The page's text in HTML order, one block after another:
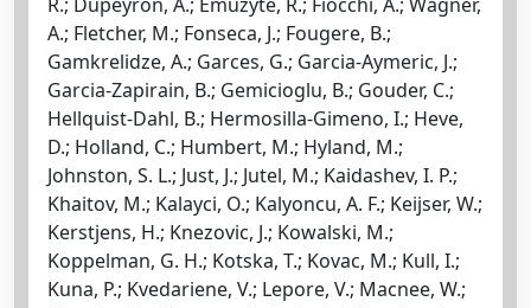
A.; Fletcher, M.; Fonseca, J.; Fougere, B.;
Gamkrelidze, A.; Garces, G.; Garcia-Aymeric, J.;
Garcia-Zapirain, B.; Gemicioglu, B.; Gouder, C.;
Hellquist-Dahl, B.; Hermosilla-Gimeno, I.; Heve,
D.; Holland, C.; Humbert, M.; Hyland, M.;
Johnston, S. L.; Just, J.; Jutel, M.; Kaidashev, I. P.;
Khaitov, M.; Kalayci, O.; Kalyoncu, A. F.; Keijser, W.;
Kerstjens, H.; Knezovic, J.; Kowalski, M.;
Koppelman, G. H.; Kotska, T.; Kovac, M.; Kull, I.;
Kuna, P.; Kvedariene, V.; Lepore, V.; Macnee, W.;